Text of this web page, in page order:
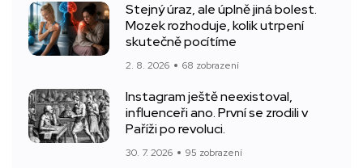
Stejný úraz, ale úplně jiná bolest.
Mozek rozhoduje, kolik utrpení
skutečně pocítíme
2. 8. 2026 68 zobrazení
Instagram ještě neexistoval,
influenceři ano. První se zrodili v
Paříži po revoluci.
30. 7. 2026 95 zobrazení